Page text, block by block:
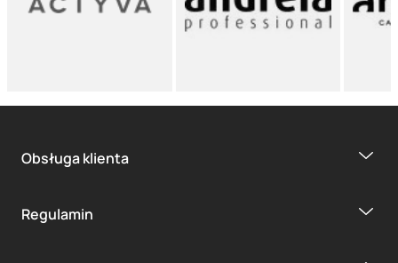
Obsługa klienta
Regulamin